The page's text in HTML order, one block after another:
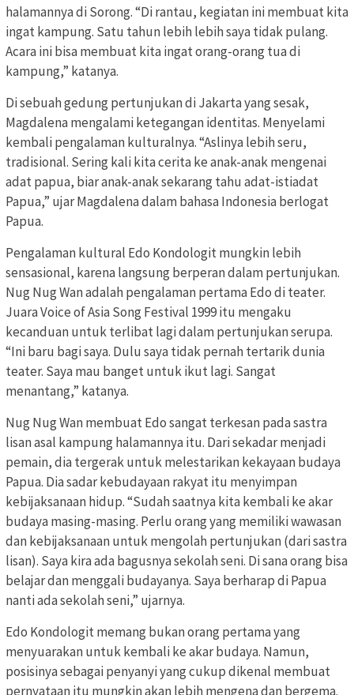
halamannya di Sorong. “Di rantau, kegiatan ini membuat kita
ingat kampung. Satu tahun lebih lebih saya tidak pulang.
Acara ini bisa membuat kita ingat orang-orang tua di
kampung,” katanya.
Di sebuah gedung pertunjukan di Jakarta yang sesak,
Magdalena mengalami ketegangan identitas. Menyelami
kembali pengalaman kulturalnya. “Aslinya lebih seru,
tradisional. Sering kali kita cerita ke anak-anak mengenai
adat papua, biar anak-anak sekarang tahu adat-istiadat
Papua,” ujar Magdalena dalam bahasa Indonesia berlogat
Papua.
Pengalaman kultural Edo Kondologit mungkin lebih
sensasional, karena langsung berperan dalam pertunjukan.
Nug Nug Wan adalah pengalaman pertama Edo di teater.
Juara Voice of Asia Song Festival 1999 itu mengaku
kecanduan untuk terlibat lagi dalam pertunjukan serupa.
“Ini baru bagi saya. Dulu saya tidak pernah tertarik dunia
teater. Saya mau banget untuk ikut lagi. Sangat
menantang,” katanya.
Nug Nug Wan membuat Edo sangat terkesan pada sastra
lisan asal kampung halamannya itu. Dari sekadar menjadi
pemain, dia tergerak untuk melestarikan kekayaan budaya
Papua. Dia sadar kebudayaan rakyat itu menyimpan
kebijaksanaan hidup. “Sudah saatnya kita kembali ke akar
budaya masing-masing. Perlu orang yang memiliki wawasan
dan kebijaksanaan untuk mengolah pertunjukan (dari sastra
lisan). Saya kira ada bagusnya sekolah seni. Di sana orang bisa
belajar dan menggali budayanya. Saya berharap di Papua
nanti ada sekolah seni,” ujarnya.
Edo Kondologit memang bukan orang pertama yang
menyuarakan untuk kembali ke akar budaya. Namun,
posisinya sebagai penyanyi yang cukup dikenal membuat
pernyataan itu mungkin akan lebih mengena dan bergema.